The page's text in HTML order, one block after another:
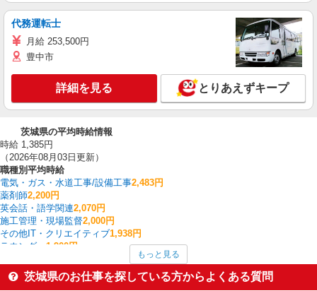
代務運転士
月給 253,500円
豊中市
詳細を見る とりあえずキープ
茨城県の平均時給情報
時給 1,385円
（2026年08月03日更新）
職種別平均時給
電気・ガス・水道工事/設備工事2,483円
薬剤師2,200円
英会話・語学関連2,070円
施工管理・現場監督2,000円
その他IT・クリエイティブ1,938円
ラウンダー 1,900円
塾講師・家庭教師1,800円
個人営業 1,756円
もっと見る
茨城県のお仕事を探している方からよくある質問